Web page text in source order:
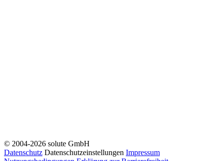
© 2004-2026 solute GmbH
Datenschutz Datenschutzeinstellungen Impressum